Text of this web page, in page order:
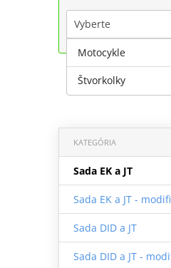
Vyberte
KATEGÓRIA
Sada EK a JT
Sada EK a JT -
Sada DID a JT
Sada DID a JT -
Motocykle
Štvorkolky